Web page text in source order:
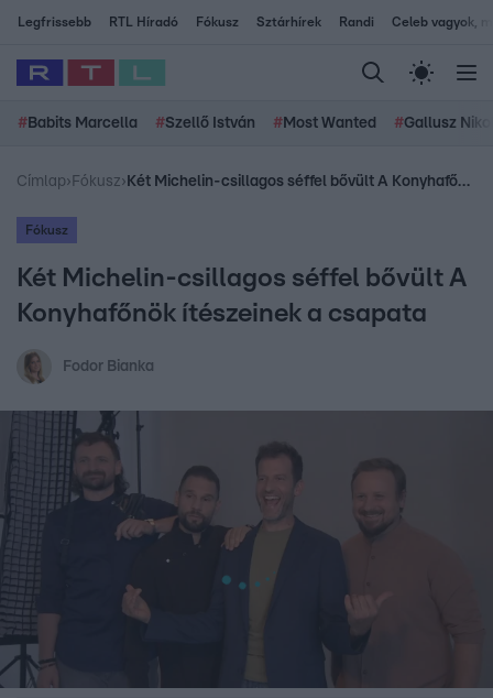
Legfrissebb RTL Híradó Fókusz Sztárhírek Randi Celeb vagyok,
# Babits Marcella #Szellő István # Most Wanted #Gallusz
Címlap› Fókusz› Két Michelin-csillagos séffel bővült A Konyhafőnök ítészeinek a csapata
Fókusz
Két Michelin-csillagos séffel bővült A
Konyhafőnök ítészeinek a csapata
Fodor Bianka